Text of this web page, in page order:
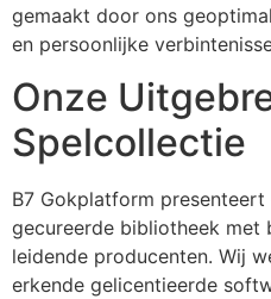
gemaakt door ons
en persoonlijke
Onze
Spelcollectie
B7 Gokplatform
gecureerde bibliotheek met
leidende producenten. Wij
erkende gelicentieerde